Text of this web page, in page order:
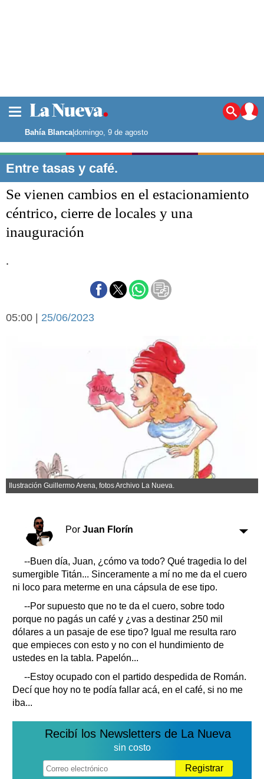
Noticias
La ciudad
Punta Alta
El mundo
Seguridad
Deportes
Fútbol
Federal A
Arte y cultura
Economía y finanzas
Con el campo
Espacio empresas
Sociedad y tiempo
Sociedad
Tecnología
Turismo
Es viral
El tiempo
Cartón Lleno
Clasificados
Horóscopo
Suplementos
Servicios
Farmacias
Loterías
Datos Útiles
Fúnebres
Edictos
Teléfonos de urgencia
Bahía Blanca|domingo, 9 de agosto
Entre tasas y café.
Se vienen cambios en el estacionamiento
céntrico, cierre de locales y una
inauguración
.
05:00 | 25/06/2023
Ilustración Guillermo Arena, fotos Archivo La Nueva.
Por Juan Florín
--Buen día, Juan, ¿cómo va todo? Qué tragedia lo del
sumergible Titán... Sinceramente a mí no me da el cuero
ni loco para meterme en una cápsula de ese tipo.
--Por supuesto que no te da el cuero, sobre todo
porque no pagás un café y ¿vas a destinar 250 mil
dólares a un pasaje de ese tipo? Igual me resulta raro
que empieces con esto y no con el hundimiento de
ustedes en la tabla. Papelón...
--Estoy ocupado con el partido despedida de Román.
Decí que hoy no te podía fallar acá, en el café, si no me
iba...
Recibí los Newsletters de La Nueva
sin costo
Registrar